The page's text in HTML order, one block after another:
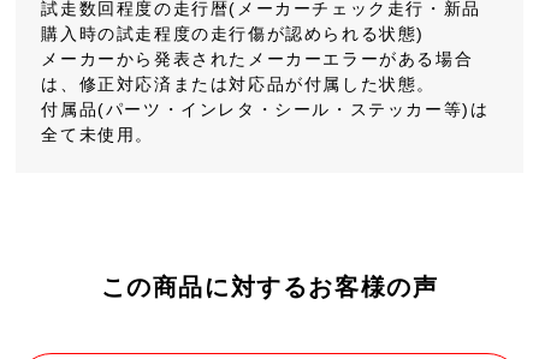
試走数回程度の走行暦(メーカーチェック走行・新品
購入時の試走程度の走行傷が認められる状態)
メーカーから発表されたメーカーエラーがある場合
は、修正対応済または対応品が付属した状態。
付属品(パーツ・インレタ・シール・ステッカー等)は
全て未使用。
この商品に対するお客様の声